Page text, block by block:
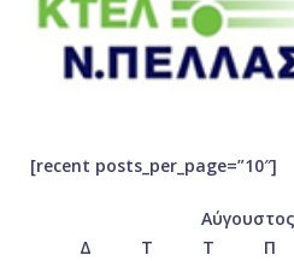
[recent posts_per_page=”10″]
Δ
Τ Τ Π